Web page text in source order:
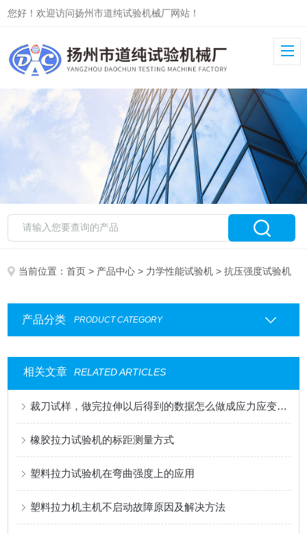
您好！欢迎访问扬州市道纯试验机械厂网站！
当前位置：首页 > 产品中心 > 力学性能试验机 > 抗压强度试验机
产品分类 PRODUCT CATEGORY
相关文章 RELATED ARTICLES
裁刀试样，做完拉伸以后得到的数据怎么做成应力应变曲线
橡胶拉力试验机的标距测量方式
塑料拉力试验机在弯曲强度上的应用
塑料拉力机主机不启动故障原因及解决方法